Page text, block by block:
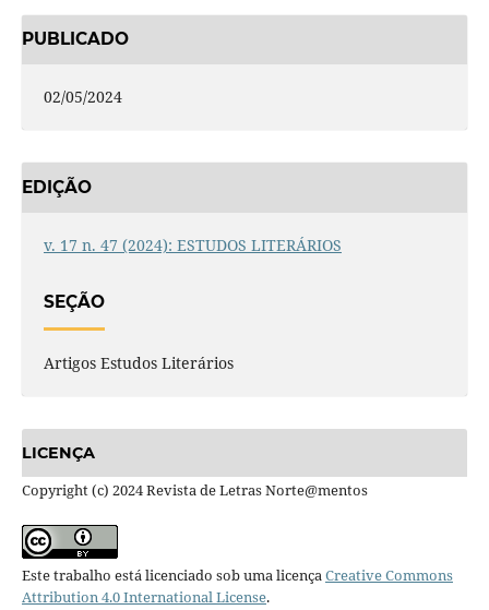
PUBLICADO
02/05/2024
EDIÇÃO
v. 17 n. 47 (2024): ESTUDOS LITERÁRIOS
SEÇÃO
Artigos Estudos Literários
LICENÇA
Copyright (c) 2024 Revista de Letras Norte@mentos
Este trabalho está licenciado sob uma licençaCreative Commons
Attribution 4.0 International License.